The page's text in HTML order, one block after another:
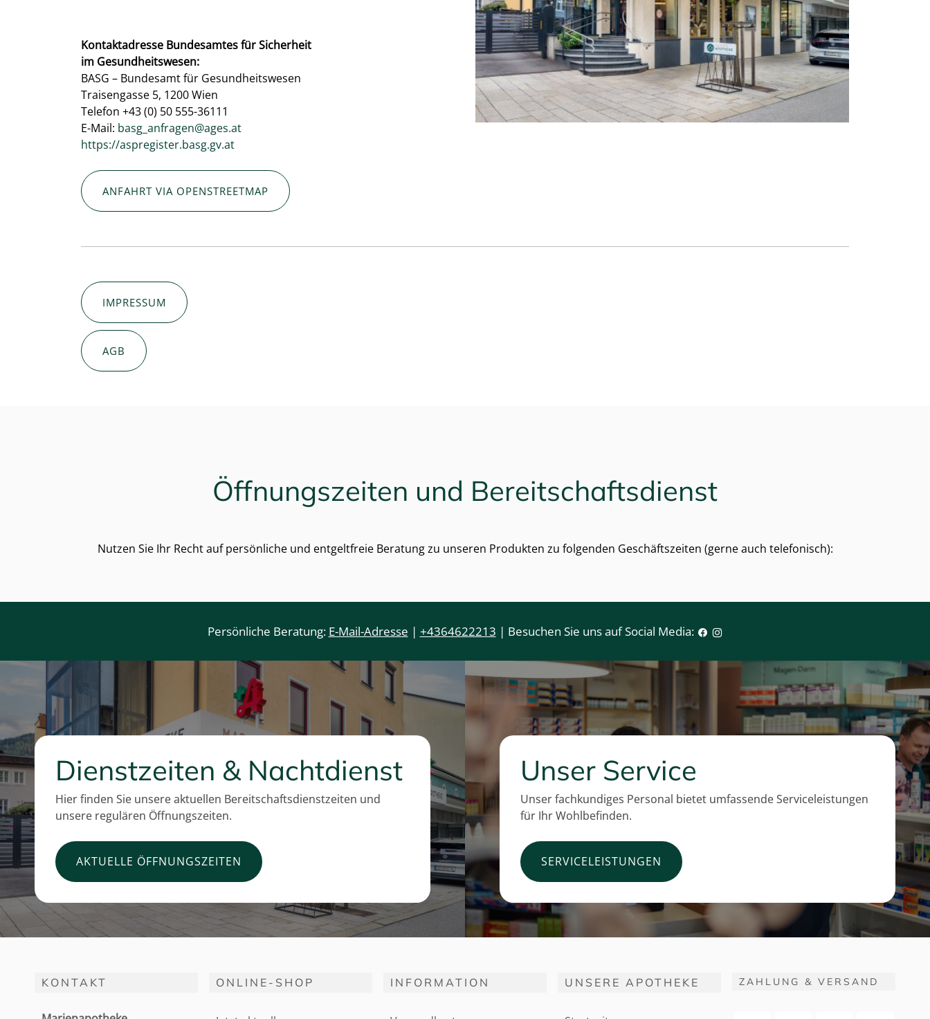
Kontaktadresse Bundesamtes für Sicherheit
im Gesundheitswesen:
BASG – Bundesamt für Gesundheitswesen
Traisengasse 5, 1200 Wien
Telefon +43 (0) 50 555-36111
E-Mail: basg_anfragen@ages.at
https://aspregister.basg.gv.at
ANFAHRT VIA OPENSTREETMAP
IMPRESSUM
AGB
Öffnungszeiten und Bereitschaftsdienst
Nutzen Sie Ihr Recht auf persönliche und entgeltfreie Beratung zu unseren Produkten zu folgenden Geschäftszeiten (gerne auch telefonisch):
Persönliche Beratung: E-Mail-Adresse | +4364622213 | Besuchen Sie uns auf Social Media:
Dienstzeiten & Nachtdienst
Hier finden Sie unsere aktuellen Bereitschaftsdienstzeiten und
unsere regulären Öffnungszeiten.
AKTUELLE ÖFFNUNGSZEITEN
Unser Service
Unser fachkundiges Personal bietet umfassende Serviceleistungen
für Ihr Wohlbefinden.
SERVICELEISTUNGEN
KONTAKT ONLINE-SHOP INFORMATION UNSERE APOTHEKE ZAHLUNG & VERSAND